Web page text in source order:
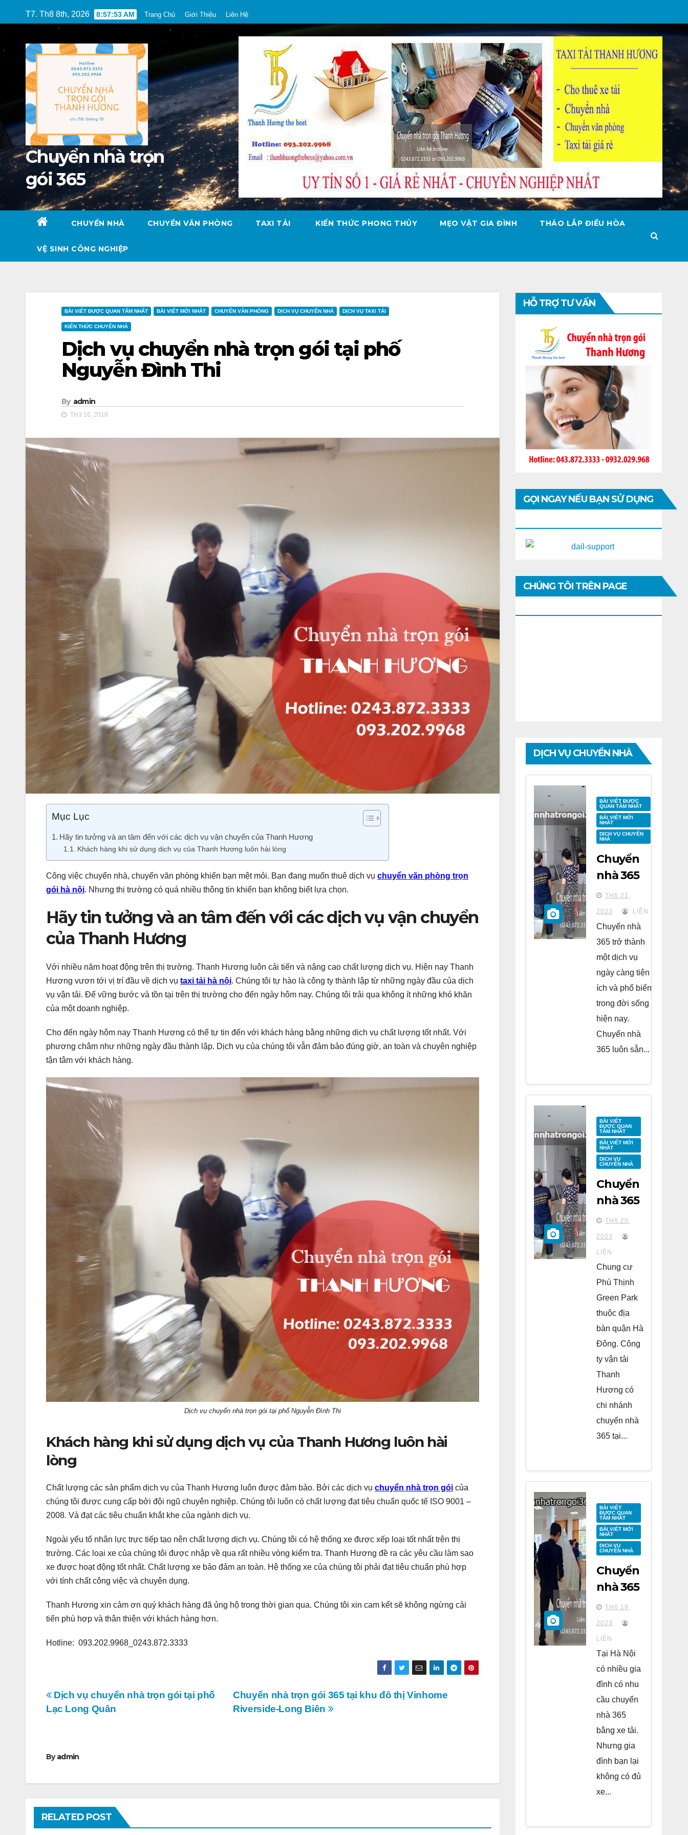
to
T7. Th8 8th, 2026 8:57:54 AM Trang Chủ Giới Thiệu Liên Hệ
Chuyển nhà trọn
gói 365
CHUYỂN NHÀ CHUYỂN VĂN PHÒNG TAXI TẢI KIẾN THỨC PHONG THỦY MẸO VẶT GIA ĐÌNH THÁO LẮP ĐIỀU HÒA
VỆ SINH CÔNG NGHIỆP
BÀI VIẾT ĐƯỢC QUAN TÂM NHẤT BÀI VIẾT MỚI NHẤT CHUYỂN VĂN PHÒNG DỊCH VỤ CHUYỂN NHÀ DỊCH VỤ TAXI TẢI
KIẾN THỨC CHUYỂN NHÀ
Dịch vụ chuyển nhà trọn gói tại phố
Nguyễn Đình Thi
By admin
TH3 16, 2018
Mục Lục
Hãy tin tưởng và an tâm đến với các dịch vụ vận chuyển của Thanh Hương
Khách hàng khi sử dụng dịch vụ của Thanh Hương luôn hài lòng
Công việc chuyển nhà, chuyển văn phòng khiến bạn mệt mỏi. Bạn đang muốn thuê dịch vụ chuyển văn phòng trọn
gói hà nội. Nhưng thị trường có quá nhiều thông tin khiến bạn không biết lựa chọn.
Hãy tin tưởng và an tâm đến với các dịch vụ vận chuyển
của Thanh Hương
Với nhiều năm hoạt động trên thị trường. Thanh Hương luôn cải tiến và nâng cao chất lượng dịch vụ. Hiện nay Thanh
Hương vươn tới vị trí đầu về dịch vụ taxi tải hà nội. Chúng tôi tự hào là công ty thành lập từ những ngày đầu của dịch
vụ vận tải. Để vững bước và tồn tại trên thị trường cho đến ngày hôm nay. Chúng tôi trải qua không ít những khó khăn
của một doanh nghiệp.
Cho đến ngày hôm nay Thanh Hương có thể tự tin đến với khách hàng bằng những dịch vụ chất lượng tốt nhất. Với
phương châm như những ngày đầu thành lập. Dịch vụ của chúng tôi vẫn đảm bảo đúng giờ, an toàn và chuyên nghiệp
tận tâm với khách hàng.
Dịch vụ chuyển nhà trọn gói tại phố Nguyễn Đình Thi
Khách hàng khi sử dụng dịch vụ của Thanh Hương luôn hài
lòng
Chất lượng các sản phẩm dịch vụ của Thanh Hương luôn được đảm bảo. Bởi các dịch vụ chuyển nhà trọn gói của
chúng tôi được cung cấp bởi đội ngũ chuyên nghiệp. Chúng tôi luôn có chất lượng đạt tiêu chuẩn quốc tế ISO 9001 –
2008. Và đạt các tiêu chuẩn khắt khe của ngành dịch vụ.
Ngoài yếu tố nhân lực trực tiếp tạo nên chất lượng dịch vụ. Chúng tôi có hệ thống xe được xếp loại tốt nhất trên thị
trường. Các loại xe của chúng tôi được nhập về qua rất nhiều vòng kiểm tra. Thanh Hương đề ra các yêu cầu làm sao
xe được hoạt động tốt nhất. Chất lượng xe bảo đảm an toàn. Hệ thống xe của chúng tôi phải đạt tiêu chuẩn phù hợp
với tính chất công việc và chuyên dụng.
Thanh Hương xin cảm ơn quý khách hàng đã ủng hộ trong thời gian qua. Chúng tôi xin cam kết sẽ không ngừng cải
tiến phù hợp và thân thiện với khách hàng hơn.
Hotline: 093.202.9968_0243.872.3333
Điều
hướng
viết
Chuyển nhà trọn gói 365 tại khu đô thị Vinhome
Riverside-Long Biên
Dịch vụ chuyển nhà trọn gói tại phố
Lạc Long Quân
Byadmin
RELATED POST
HỖ TRỢ TƯ VẤN
GỌI NGAY NẾU BẠN SỬ DỤNG
CHÚNG TÔI TRÊN PAGE
DỊCH VỤ CHUYỂN NHÀ
BÀI VIẾT ĐƯỢC
QUAN TÂM NHẤT
BÀI VIẾT MỚI
NHẤT
DỊCH VỤ CHUYỂN
NHÀ
Chuyển
nhà 365
tại chung
cư BID
Residence
Tố Hữu
TH6 21,
2023 LIÊN
Chuyển nhà
365 trở thành
một dịch vụ
ngày càng tiện
ích và phổ biến
trong đời sống
hiện nay.
Chuyển nhà
365 luôn sẵn...
BÀI VIẾT
ĐƯỢC QUAN
TÂM NHẤT
BÀI VIẾT MỚI
NHẤT
DỊCH VỤ
CHUYỂN NHÀ
Chuyển
nhà 365
tại
chung
cư Phú
Thịnh
Green
Park Hà
Đông
TH6 20,
2023
LIÊN
Chung cư
Phú Thịnh
Green Park
thuộc địa
bàn quận Hà
Đông. Công
ty vận tải
Thanh
Hương có
chi nhánh
chuyển nhà
365 tại...
BÀI VIẾT
ĐƯỢC QUAN
TÂM NHẤT
BÀI VIẾT MỚI
NHẤT
DỊCH VỤ
CHUYỂN NHÀ
Chuyển
nhà 365
tại
chung
cư Park
Kiara Hà
Đông
TH6 19,
2023
LIÊN
Tại Hà Nội
có nhiều gia
đình có nhu
cầu chuyển
nhà 365
bằng xe tải.
Nhưng gia
đình bạn lại
không có đủ
xe...